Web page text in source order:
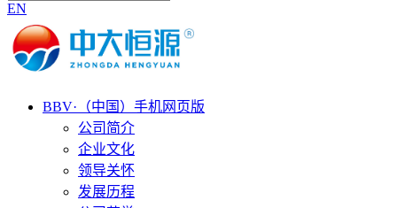
EN
BBV·（中国）手机网页版
公司简介
企业文化
领导关怀
发展历程